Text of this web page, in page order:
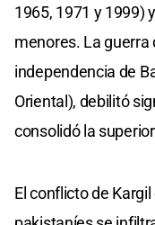
1965, 1971 y 1999)
menores. La guerra
independencia de
Oriental), debilitó
consolidó la
El conflicto de